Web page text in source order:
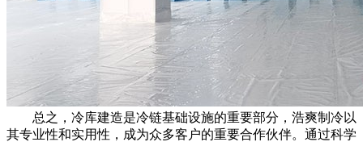
总之，冷库建造是冷链基础设施的重要部分，浩爽制冷以
其专业性和实用性，成为众多客户的重要合作伙伴。通过科学